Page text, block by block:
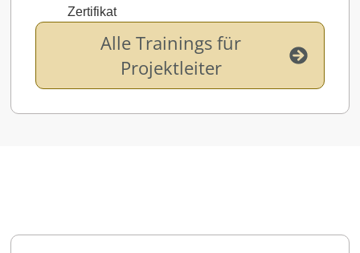
Zertifikat
Alle Trainings für
Projektleiter